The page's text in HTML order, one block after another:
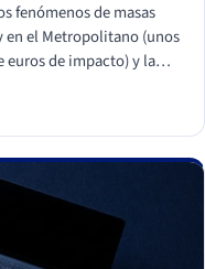
fenómenos de masas
en el Metropolitano (unos
euros de impacto) y la
motor: necesidades
comunidad y
lo mismo: la
y se respeta, y entrar